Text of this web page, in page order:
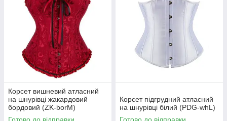
Корсет вишневий атласний
на шнурівці жакардовий
бордовий (ZK-borM)
Корсет підгрудний атласний
на шнурівці білий (PDG-whL)